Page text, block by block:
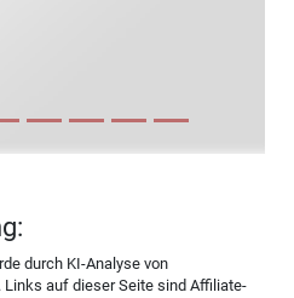
durch KI-Analyse von
auf dieser Seite sind Affiliate-